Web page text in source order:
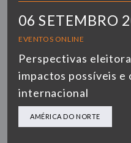
06 SETEMBRO
EVENTOS ONLINE
Perspectivas
impactos possíveis
internacional
AMÉRICA DO NORTE